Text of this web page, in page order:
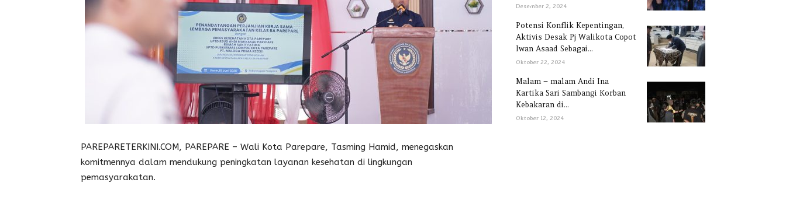
PAREPARETERKINI.COM, PAREPARE – Wali Kota Parepare, Tasming Hamid, menegaskan
komitmennya dalam mendukung peningkatan layanan kesehatan di lingkungan
pemasyarakatan.
Desember 2, 2024
Potensi Konflik Kepentingan,
Aktivis Desak Pj Walikota Copot
Iwan Asaad Sebagai...
Oktober 22, 2024
Malam – malam Andi Ina
Kartika Sari Sambangi Korban
Kebakaran di...
Oktober 12, 2024